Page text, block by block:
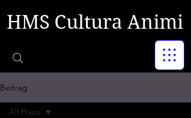
HMS Cultura Animi
Beitrag
All Posts